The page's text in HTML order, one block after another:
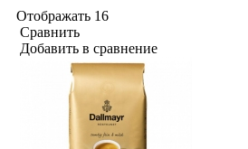
Отображать 16
Сравнить
Добавить в сравнение